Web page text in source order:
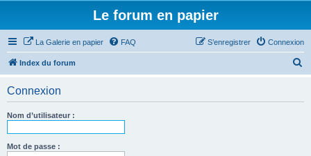
Le forum en papier
La Galerie en papier FAQ Connexion
S’enregistrer
Index du forum
Connexion
Nom d’utilisateur :
Mot de passe :